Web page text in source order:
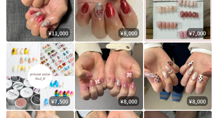
¥11,000 ¥8,000 ¥7,000
¥7,500 ¥8,000 ¥8,000